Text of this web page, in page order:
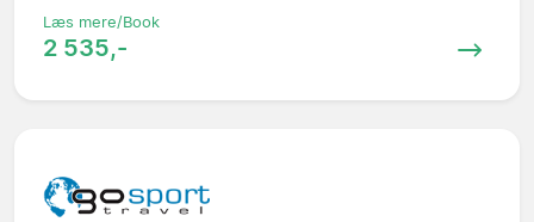
Læs mere/Book
2 535,-